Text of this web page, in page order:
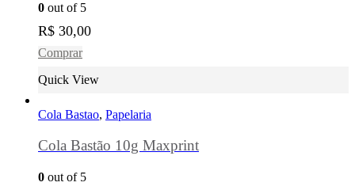
0 out of 5
R$ 30,00
Comprar
Quick View
Cola Bastao, Papelaria
Cola Bastão 10g Maxprint
0 out of 5